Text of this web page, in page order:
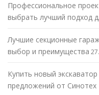
Профессиональное
выбрать лучший подход
Лучшие секционные
выбор и преимущества
Купить новый
предложений от